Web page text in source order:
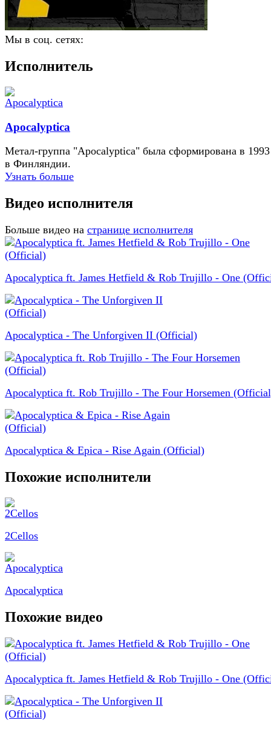
Мы в соц. сетях:
Исполнитель
Apocalyptica
Метал-группа "Apocalyptica" была сформирована в 1993
в Финляндии.
Узнать больше
Видео исполнителя
Больше видео на странице исполнителя
Apocalyptica ft. James Hetfield & Rob Trujillo - One
Apocalyptica - The Unforgiven II (Official)
Apocalyptica ft. Rob Trujillo - The Four Horsemen
Apocalyptica & Epica - Rise Again (Official)
Похожие исполнители
2Cellos
Apocalyptica
Похожие видео
Apocalyptica ft. James Hetfield & Rob Trujillo - One